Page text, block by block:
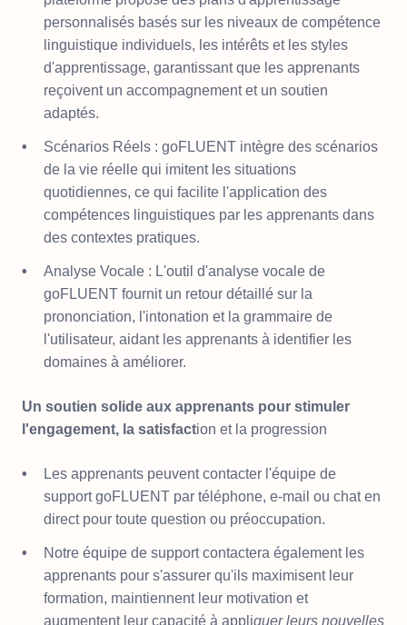
personnalisés basés sur les niveaux de compétence
linguistique individuels, les intérêts et les styles
d'apprentissage, garantissant que les apprenants
reçoivent un accompagnement et un soutien
adaptés.
Scénarios Réels : goFLUENT intègre des scénarios
de la vie réelle qui imitent les situations
quotidiennes, ce qui facilite l'application des
compétences linguistiques par les apprenants dans
des contextes pratiques.
Analyse Vocale : L'outil d'analyse vocale de
goFLUENT fournit un retour détaillé sur la
prononciation, l'intonation et la grammaire de
l'utilisateur, aidant les apprenants à identifier les
domaines à améliorer.
Un soutien solide aux apprenants pour stimuler
l'engagement, la satisfaction et la progression
Les apprenants peuvent contacter l'équipe de
support goFLUENT par téléphone, e-mail ou chat en
direct pour toute question ou préoccupation.
Notre équipe de support contactera également les
apprenants pour s'assurer qu'ils maximisent leur
formation, maintiennent leur motivation et
augmentent leur capacité à appliquer leurs nouvelles